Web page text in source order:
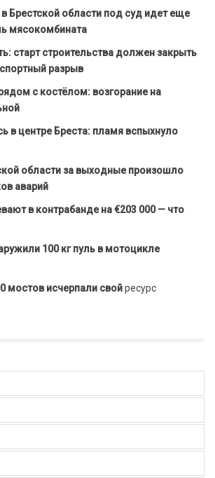
Брестской области под суд идет еще
мясокомбината
старт строительства должен закрыть
разрыв
с костёлом: возгорание на
в центре Бреста: пламя вспыхнуло
области за выходные произошло
аварий
в контрабанде на €203 000 — что
100 кг пуль в мотоцикле
мостов исчерпали свойресурс